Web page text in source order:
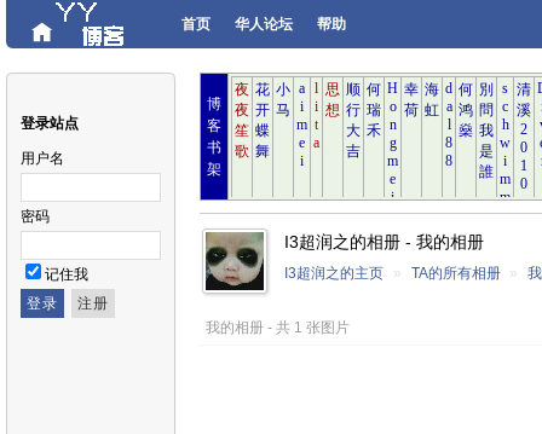
首页 华人论坛 帮助
登录站点
用户名
密码
记住我
博
客
书
架
I3超润之的相册 - 我的相册
I3超润之的主页 » TA的所有相册 »
我的相册 - 共 1 张图片